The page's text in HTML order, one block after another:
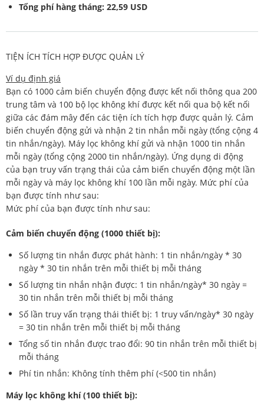
Tổng phí hàng tháng: 22,59 USD
TIỆN ÍCH TÍCH HỢP ĐƯỢC QUẢN LÝ
Ví dụ định giá
Bạn có 1000 cảm biến chuyển động được kết nối thông qua 200
trung tâm và 100 bộ lọc không khí được kết nối qua bộ kết nối
giữa các đám mây đến các tiện ích tích hợp được quản lý. Cảm
biến chuyển động gửi và nhận 2 tin nhắn mỗi ngày (tổng cộng 4
tin nhắn/ngày). Máy lọc không khí gửi và nhận 1000 tin nhắn
mỗi ngày (tổng cộng 2000 tin nhắn/ngày). Ứng dụng di động
của bạn truy vấn trạng thái của cảm biến chuyển động một lần
mỗi ngày và máy lọc không khí 100 lần mỗi ngày. Mức phí của
bạn được tính như sau:
Mức phí của bạn được tính như sau:
Cảm biến chuyển động (1000 thiết bị):
Số lượng tin nhắn được phát hành: 1 tin nhắn/ngày * 30
ngày * 30 tin nhắn trên mỗi thiết bị mỗi tháng
Số lượng tin nhắn nhận được: 1 tin nhắn/ngày* 30 ngày =
30 tin nhắn trên mỗi thiết bị mỗi tháng
Số lần truy vấn trạng thái thiết bị: 1 truy vấn/ngày* 30 ngày
= 30 tin nhắn trên mỗi thiết bị mỗi tháng
Tổng số tin nhắn được trao đổi: 90 tin nhắn trên mỗi thiết bị
mỗi tháng
Phí tin nhắn: Không tính thêm phí (<500 tin nhắn)
Máy lọc không khí (100 thiết bị):